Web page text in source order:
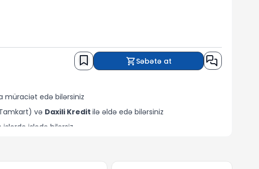
Səbətə at
müraciət edə bilərsiniz
və Daxili Kredit ilə əldə edə bilərsiniz
işlədə bilərsiz.